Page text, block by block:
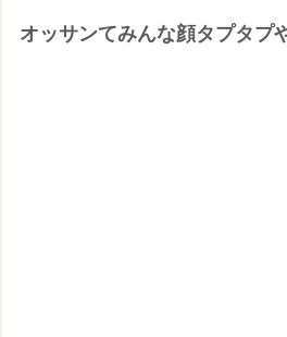
オッサンてみんな顔タプタプ